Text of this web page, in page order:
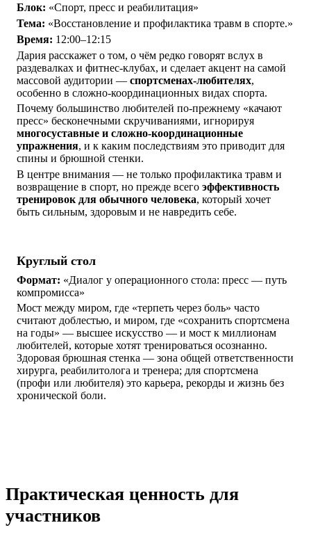
Блок: «Спорт, пресс и реабилитация»
Тема: «Восстановление и профилактика травм в спорте.»
Время: 12:00–12:15
Дария расскажет о том, о чём редко говорят вслух в
раздевалках и фитнес-клубах, и сделает акцент на самой
массовой аудитории — спортсменах-любителях,
особенно в сложно-координационных видах спорта.
Почему большинство любителей по-прежнему «качают
пресс» бесконечными скручиваниями, игнорируя
многосуставные и сложно-координационные
упражнения, и к каким последствиям это приводит для
спины и брюшной стенки.
В центре внимания — не только профилактика травм и
возвращение в спорт, но прежде всего эффективность
тренировок для обычного человека, который хочет
быть сильным, здоровым и не навредить себе.
Круглый стол
Формат: «Диалог у операционного стола: пресс — путь
компромисса»
Мост между миром, где «терпеть через боль» часто
считают доблестью, и миром, где «сохранить спортсмена
на годы» — высшее искусство — и мост к миллионам
любителей, которые хотят тренироваться осознанно.
Здоровая брюшная стенка — зона общей ответственности
хирурга, реабилитолога и тренера; для спортсмена
(профи или любителя) это карьера, рекорды и жизнь без
хронической боли.
Практическая ценность для
участников